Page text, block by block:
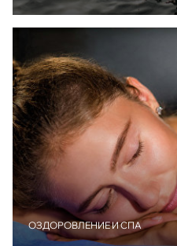
ОЗДОРОВЛЕНИЕ И СПА